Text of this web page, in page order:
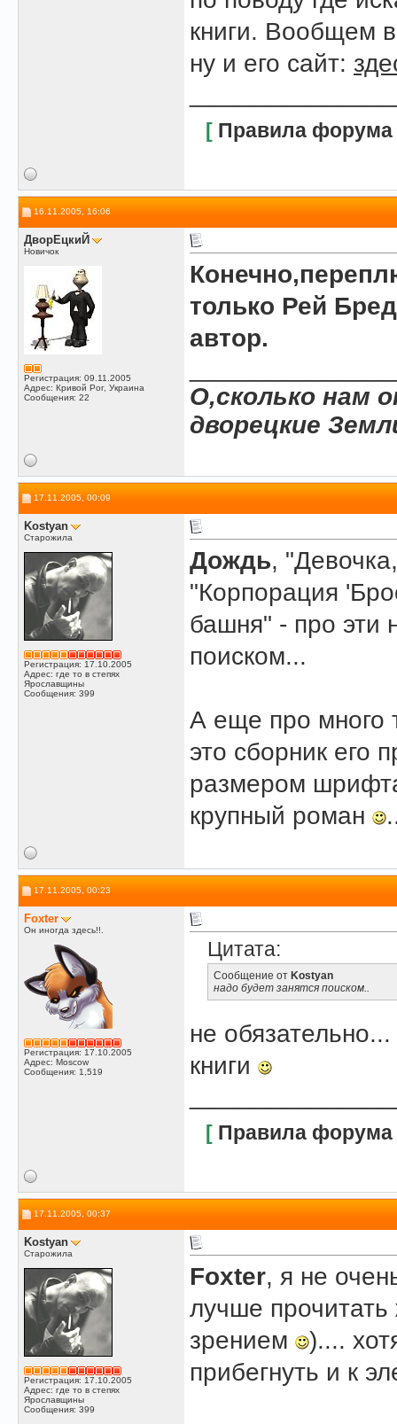
книги. Вообщем
ну и его сайт:
[ Правила форума
16.11.2005, 16:06
ДворЕцкиЙ
Новичок
Регистрация: 09.11.2005
Адрес: Кривой Рог, Украина
Сообщения: 22
только Рей
автор.
О,сколько нам
дворецкие
17.11.2005, 00:09
Kostyan
Старожила
Регистрация: 17.10.2005
Адрес: где то в степях
Ярославщины
Сообщения: 399
Дождь,
"Корпорация
башня" - про
поиском...
А еще про много
это сборник его
размером
крупный роман
17.11.2005, 00:23
Foxter
Он иногда здесь!!.
Регистрация: 17.10.2005
Адрес: Moscow
Сообщения: 1,519
Цитата:
Сообщение от Kostyan
надо будет занятся поиском..
не
книги
[ Правила форума
17.11.2005, 00:37
Kostyan
Старожила
Регистрация: 17.10.2005
Адрес: где то в степях
Ярославщины
Сообщения: 399
Foxter, я не
лучше
зрением
)....
прибегнуть и к